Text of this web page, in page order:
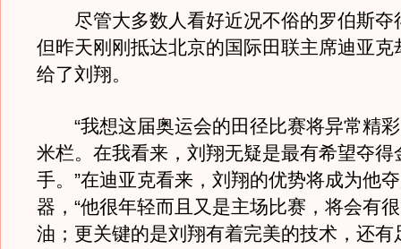
尽管大多数人看好近况不俗的罗伯斯夺
但昨天刚刚抵达北京的国际田联主席迪亚克
给了刘翔。
“我想这届奥运会的田径比赛将异常精
米栏。在我看来，刘翔无疑是最有希望夺得
手。”在迪亚克看来，刘翔的优势将成为他
器，“他很年轻而且又是主场比赛，将会有
油；更关键的是刘翔有着完美的技术，还有